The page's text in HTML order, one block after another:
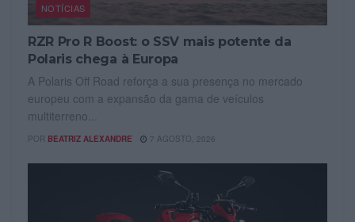
NOTÍCIAS
RZR Pro R Boost: o SSV mais potente da
Polaris chega à Europa
A Polaris Off Road reforça a sua presença no mercado
europeu com a expansão da gama de veículos
multiterreno...
POR BEATRIZ ALEXANDRE 7 AGOSTO, 2026